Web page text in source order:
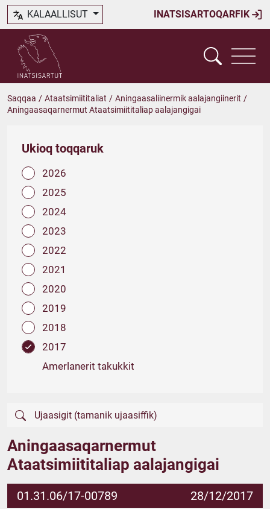
INATSISARTOQARFIK
KALAALLISUT
Saqqaa / Ataatsimiititaliat / Aningaasaliinermik aalajangiinerit /
Aningaasaqarnermut Ataatsimiititaliap aalajangigai
Ukioq toqqaruk
2026
2025
2024
2023
2022
2021
2020
2019
2018
2017
Amerlanerit takukkit
Aningaasaqarnermut
Ataatsimiititaliap aalajangigai
01.31.06/17-00789 28/12/2017